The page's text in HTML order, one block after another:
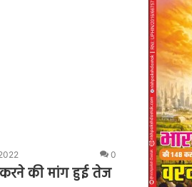
0
की मांग हुई तेज